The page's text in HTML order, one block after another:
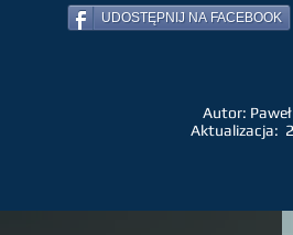
UDOSTĘPNIJ NA FACEBOOK
Autor:
Aktualizacja: